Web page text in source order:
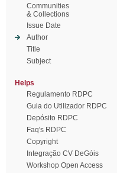
Communities
& Collections
Issue Date
Author
Title
Subject
Helps
Regulamento RDPC
Guia do Utilizador RDPC
Depósito RDPC
Faq's RDPC
Copyright
Integração CV DeGóis
Workshop Open Access